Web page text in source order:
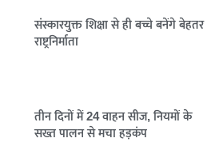
संस्कारयुक्त शिक्षा से ही बच्चे बनेंगे बेहतर
राष्ट्रनिर्माता
तीन दिनों में 24 वाहन सीज, नियमों के
सख्त पालन से मचा हड़कंप